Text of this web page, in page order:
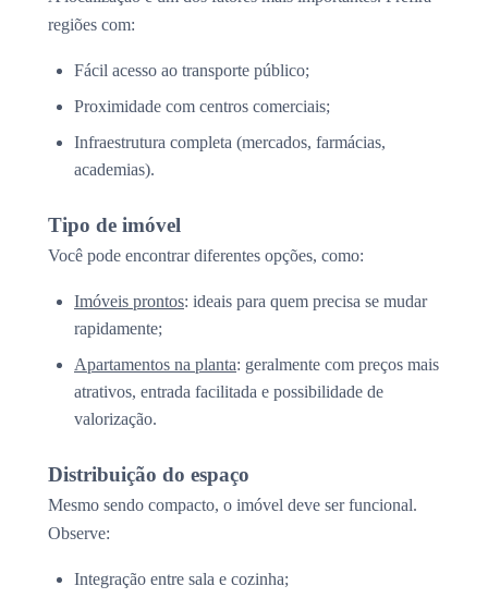
regiões com:
Fácil acesso ao transporte público;
Proximidade com centros comerciais;
Infraestrutura completa (mercados, farmácias,
academias).
Tipo de imóvel
Você pode encontrar diferentes opções, como:
Imóveis prontos: ideais para quem precisa se mudar
rapidamente;
Apartamentos na planta: geralmente com preços mais
atrativos, entrada facilitada e possibilidade de
valorização.
Distribuição do espaço
Mesmo sendo compacto, o imóvel deve ser funcional.
Observe:
Integração entre sala e cozinha;